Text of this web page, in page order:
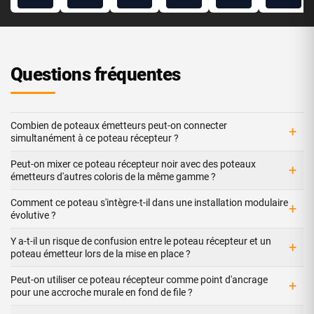
Questions fréquentes
Combien de poteaux émetteurs peut-on connecter
simultanément à ce poteau récepteur ?
+
Peut-on mixer ce poteau récepteur noir avec des poteaux
émetteurs d'autres coloris de la même gamme ?
+
Comment ce poteau s'intègre-t-il dans une installation modulaire
évolutive ?
+
Y a-t-il un risque de confusion entre le poteau récepteur et un
poteau émetteur lors de la mise en place ?
+
Peut-on utiliser ce poteau récepteur comme point d'ancrage
pour une accroche murale en fond de file ?
+